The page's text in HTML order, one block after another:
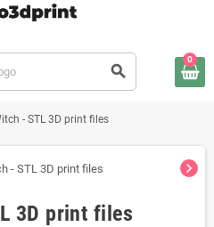
search
0
- STL 3D print files
chevron_right
3D print files